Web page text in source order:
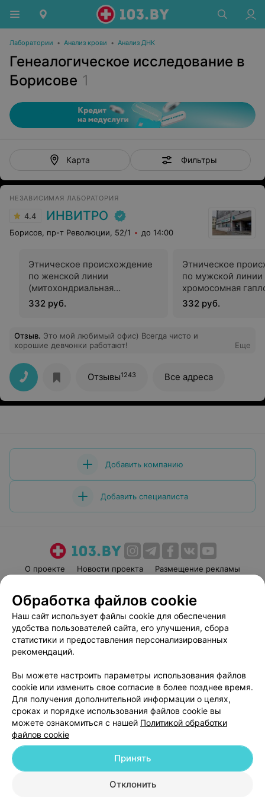
Лаборатории • Анализ крови • Анализ ДНК
Генеалогическое исследование в
Борисове 1
Карта Фильтры
НЕЗАВИСИМАЯ ЛАБОРАТОРИЯ
4.4 ИНВИТРО
Борисов, пр-т Революции, 52/1 до 14:00
Этническое происхождение
по женской линии
(митохондриальная
гаплогруппа) методом
прямого секвенирования по
332 руб.
Этническое
по мужской линии
хромосомная
методом аллель
специфичной ПЦР
332 руб.
Отзыв. Это мой любимый офис) Всегда чисто и
хорошие девчонки работают!
Еще
Отзывы1243 Все адреса
Добавить компанию
Добавить специалиста
О проекте Новости проекта
Размещение рекламы
Пользовательское соглашение
Способы оплаты
Вакансии
Партнеры
Написать руководителю 103.by
Обработка персональных данных
© 2026 ООО «Артокс Лаб», УНП 191700409
| 220012, Республика Беларусь,
г. Минск, улица Толбухина, 2, пом. 16 | help@103.by
Обработка файлов cookie
Наш сайт использует файлы cookie для обеспечения
удобства пользователей сайта, его улучшения, сбора
статистики и предоставления персонализированных
рекомендаций.
Вы можете настроить параметры использования файлов
cookie или изменить свое согласие в более позднее время.
Для получения дополнительной информации о целях,
сроках и порядке использования файлов cookie вы
можете ознакомиться с нашей Политикой обработки
файлов cookie
Отклонить
Принять